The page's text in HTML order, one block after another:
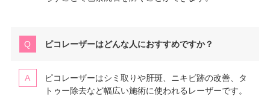
ピコレーザーはどんな人におすすめですか？
ピコレーザーはシミ取りや肝斑、ニキビ跡の改善、タ
トゥー除去など幅広い施術に使われるレーザーです。